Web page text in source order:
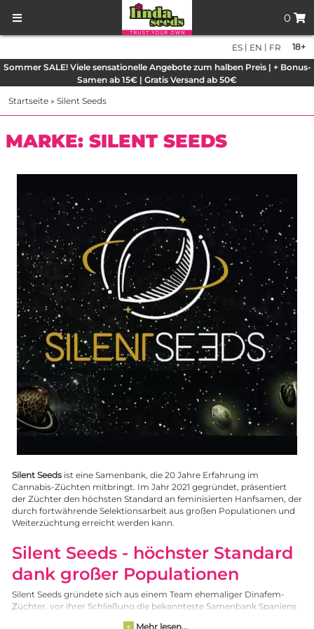
0
18+
ES | EN | FR
Sommer SALE! Viele sensationelle Angebote zum halben Preis | + Bonus-
Samen ab 15€ | Gratis Versand ab 50€
Startseite » Silent Seeds
MARKE: SILENT SEEDS
Silent Seeds ist eine Samenbank, die 20 Jahre Erfahrung im
Cannabis-Züchten mitbringt. Im Jahr 2021 gegründet, präsentiert
der Züchter den höchsten Standard an feminisierten Hanfsamen, der
durch fortwährende Selektionsarbeit aus großen Populationen und
Weiterzüchtung erreicht werden kann.
Silent Seeds - höchster Standard
dank großer Populationen
Silent Seeds gründete sich aus einem Team ehemaliger Dinafem-
Züchter, vor ihrer Schließung die bekannteste Samenbank Spaniens
Mehr lesen...